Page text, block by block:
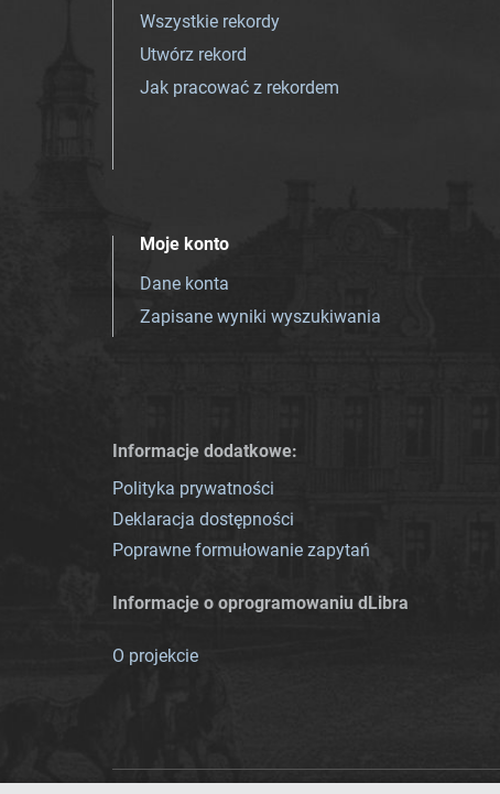
Wszystkie rekordy
Utwórz rekord
Jak pracować z rekordem
Moje konto
Dane konta
Zapisane wyniki wyszukiwania
Informacje dodatkowe:
Polityka prywatności
Deklaracja dostępności
Poprawne formułowanie zapytań
Informacje o oprogramowaniu dLibra
O projekcie